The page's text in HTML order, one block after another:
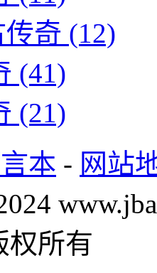
传奇 (12)
(41)
(21)
本 - 网站
权所有